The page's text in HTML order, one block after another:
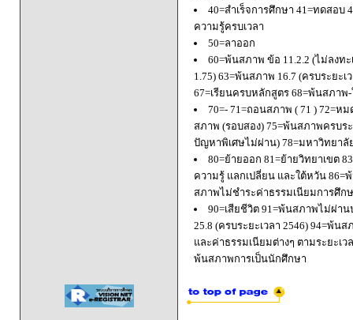
40=สำเร็จการศึกษา 41=ทดสอบ
ความรู้ครบเวลา
50=ลาออก
60=พ้นสภาพ ข้อ 11.2.2 (ไม่ลงท
1.75) 63=พ้นสภาพ 16.7 (ครบระยะ
67=เรียนครบหลักสูตร 68=พ้นสภา
70=- 71=ถอนสภาพ ( 71 ) 72=
สภาพ (รอบสอง) 75=พ้นสภาพครบ
ปัญหาพิเศษไม่ผ่าน) 78=มหาวิทยา
80=ย้ายออก 81=ย้ายวิทยาเขต
ความรู้ แลกเปลี่ยน และใต้หวัน
สภาพไม่ชำระค่าธรรมเนียมการศึก
90=เสียชีวิต 91=พ้นสภาพไม่ผ่า
25.8 (ครบระยะเวลา 2546) 94=พ้
และค่าธรรมเนียมต่างๆ ตามระยะเ
พ้นสภาพการเป็นนักศึกษา